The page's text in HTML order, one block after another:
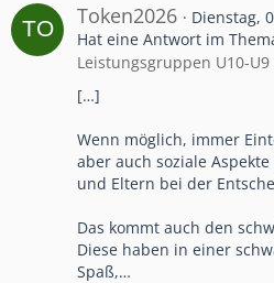
Token2026
Dienstag,
Hat eine Antwort im
Leistungsgruppen U10-U9
[…]
Wenn möglich, immer
aber auch soziale
und Eltern bei der
Das kommt auch den
Diese haben in einer
Spaß,…